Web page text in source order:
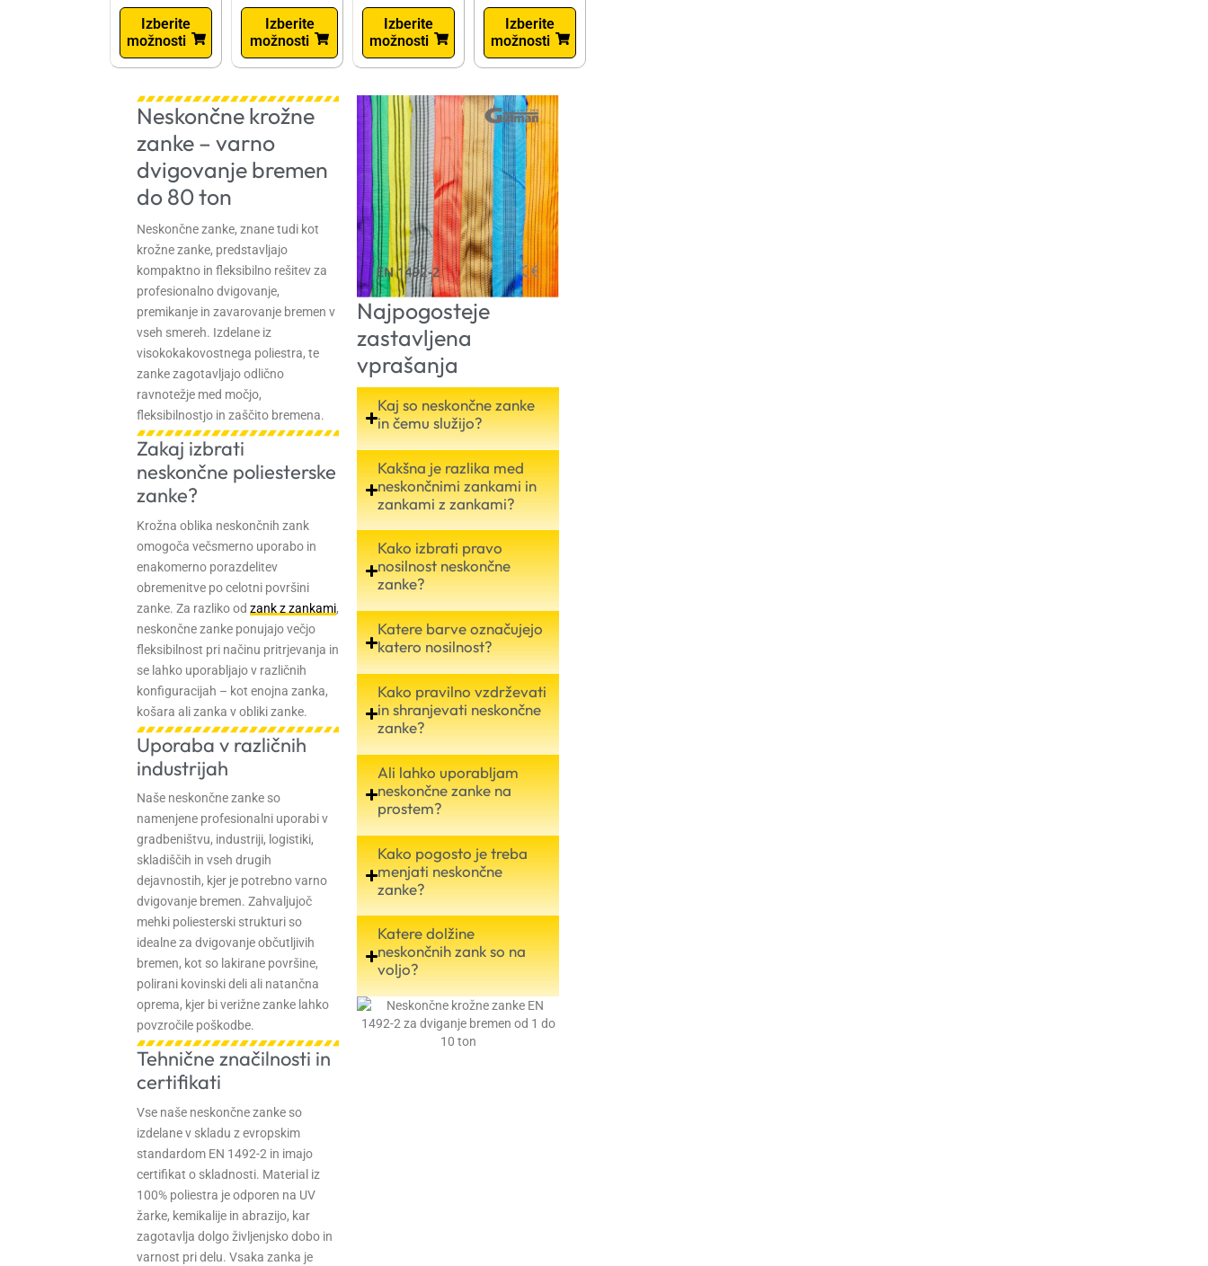
Izberite
možnosti
Izberite
možnosti
Izberite
možnosti
Izberite
možnosti
Neskončne krožne
zanke – varno
dvigovanje bremen
do 80 ton
Neskončne zanke, znane tudi kot
krožne zanke, predstavljajo
kompaktno in fleksibilno rešitev za
profesionalno dvigovanje,
premikanje in zavarovanje bremen v
vseh smereh. Izdelane iz
visokokakovostnega poliestra, te
zanke zagotavljajo odlično
ravnotežje med močjo,
fleksibilnostjo in zaščito bremena.
Zakaj izbrati
neskončne poliesterske
zanke?
Krožna oblika neskončnih zank
omogoča večsmerno uporabo in
enakomerno porazdelitev
obremenitve po celotni površini
zanke. Za razliko od zank z zankami,
neskončne zanke ponujajo večjo
fleksibilnost pri načinu pritrjevanja in
se lahko uporabljajo v različnih
konfiguracijah – kot enojna zanka,
košara ali zanka v obliki zanke.
Uporaba v različnih
industrijah
Naše neskončne zanke so
namenjene profesionalni uporabi v
gradbeništvu, industriji, logistiki,
skladiščih in vseh drugih
dejavnostih, kjer je potrebno varno
dvigovanje bremen. Zahvaljujoč
mehki poliesterski strukturi so
idealne za dvigovanje občutljivih
bremen, kot so lakirane površine,
polirani kovinski deli ali natančna
oprema, kjer bi verižne zanke lahko
povzročile poškodbe.
Tehnične značilnosti in
certifikati
Vse naše neskončne zanke so
izdelane v skladu z evropskim
standardom EN 1492-2 in imajo
certifikat o skladnosti. Material iz
100% poliestra je odporen na UV
žarke, kemikalije in abrazijo, kar
zagotavlja dolgo življenjsko dobo in
varnost pri delu. Vsaka zanka je
Najpogosteje
zastavljena
vprašanja
Kaj so neskončne zanke
in čemu služijo?
Kakšna je razlika med
neskončnimi zankami in
zankami z zankami?
Kako izbrati pravo
nosilnost neskončne
zanke?
Katere barve označujejo
katero nosilnost?
Kako pravilno vzdrževati
in shranjevati neskončne
zanke?
Ali lahko uporabljam
neskončne zanke na
prostem?
Kako pogosto je treba
menjati neskončne
zanke?
Katere dolžine
neskončnih zank so na
voljo?